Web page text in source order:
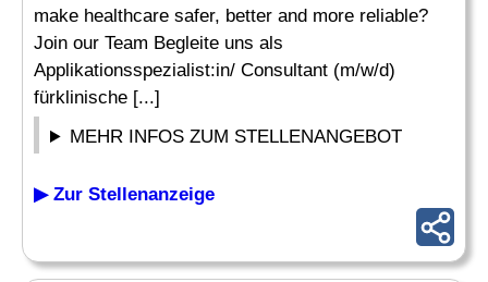
make healthcare safer, better and more reliable?
Join our Team Begleite uns als
Applikationsspezialist:in/ Consultant (m/w/d)
fürklinische [...]
MEHR INFOS ZUM STELLENANGEBOT
▶ Zur Stellenanzeige